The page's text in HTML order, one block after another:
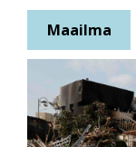
Maailma